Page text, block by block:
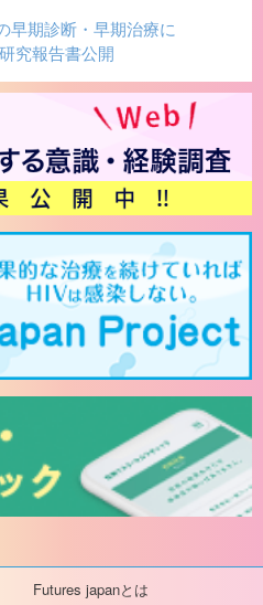
Futures japanとは
早期診断・早期治療に
究報告書公開